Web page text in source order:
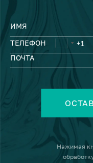
ИМЯ
ТЕЛЕФОН
ПОЧТА
Нажимая